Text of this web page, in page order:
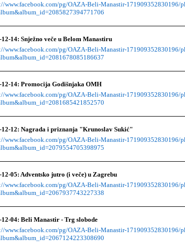
www.facebook.com/pg/OAZA-Beli-Manastir-171909352830196/
12-14: Snježno veče u Belom Manastiru
www.facebook.com/pg/OAZA-Beli-Manastir-171909352830196/
12-14: Promocija Godišnjaka OMH
www.facebook.com/pg/OAZA-Beli-Manastir-171909352830196/
12-12: Nagrada i priznanja "Krunoslav Sukić"
www.facebook.com/pg/OAZA-Beli-Manastir-171909352830196/
12-05: Adventsko jutro (i veče) u Zagrebu
www.facebook.com/pg/OAZA-Beli-Manastir-171909352830196/
12-04: Beli Manastir - Trg slobode
www.facebook.com/pg/OAZA-Beli-Manastir-171909352830196/